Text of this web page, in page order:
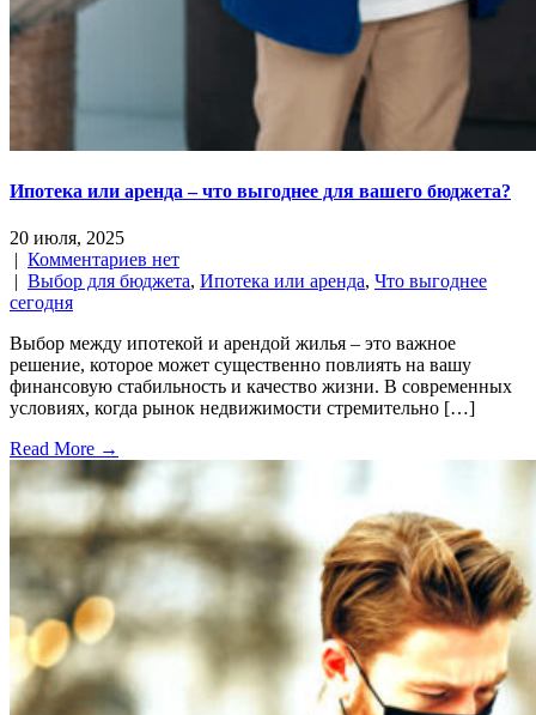
Ипотека или аренда – что выгоднее для вашего бюджета?
20 июля, 2025
| Комментариев нет
| Выбор для бюджета, Ипотека или аренда, Что выгоднее
сегодня
Выбор между ипотекой и арендой жилья – это важное
решение, которое может существенно повлиять на вашу
финансовую стабильность и качество жизни. В современных
условиях, когда рынок недвижимости стремительно […]
Read More →